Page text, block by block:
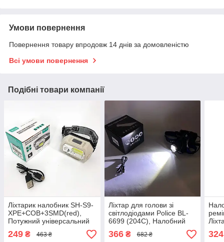
Умови повернення
Повернення товару впродовж 14 днів за домовленістю
Всі умови повернення
Подібні товари компанії
Ліхтарик налобник SH-S9-
XPE+COB+3SMD(red),
Потужний універсальний
акумуляторний налобний
ліхтар IM-14
249 ₴ 463 ₴
Ліхтар для голови зі
світлодіодами Police BL-
6699 (204C), Налобний
ліхтар для сто WX-94
366₴ 682 ₴
Led
KL-
324